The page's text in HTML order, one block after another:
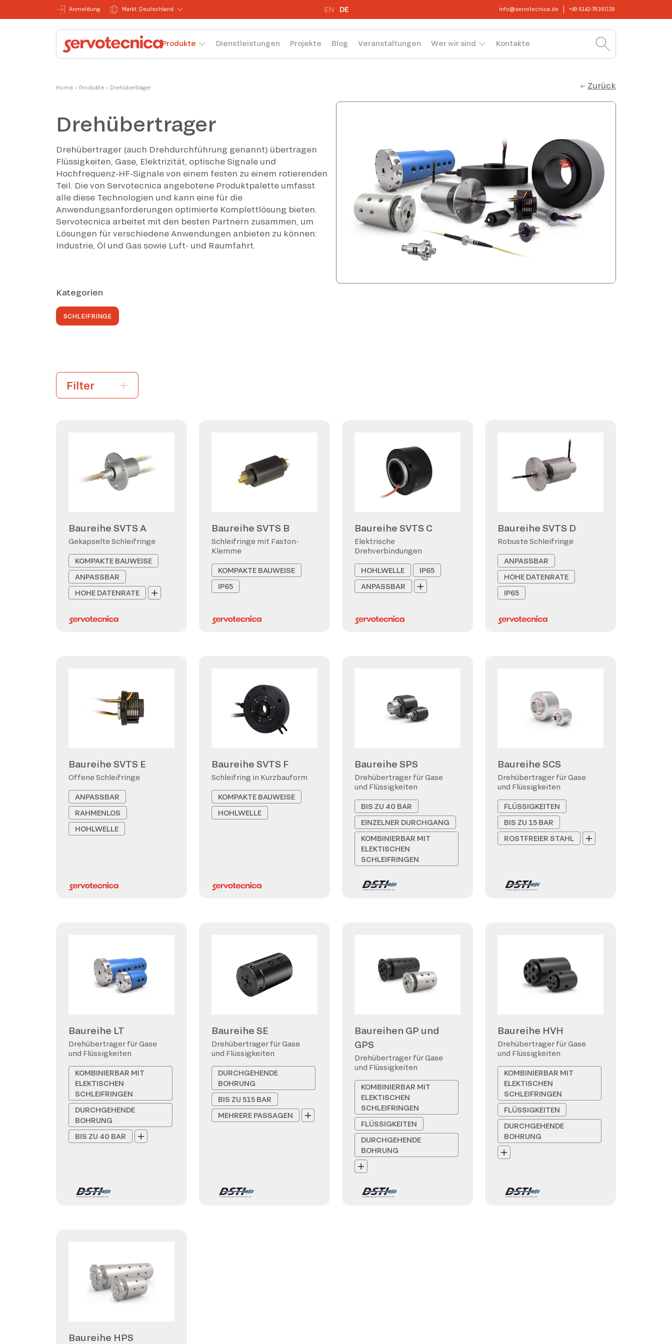
Anmeldung Markt: Deutschland EN DE info@servotecnica.de +49 6142-7936039
Produkte Dienstleistungen Projekte Blog Veranstaltungen Wer wir sind Kontakte
Home › Produkte › Drehübertrager ← Zurück
Drehübertrager
Drehübertrager (auch Drehdurchführung genannt) übertragen
Flüssigkeiten, Gase, Elektrizität, optische Signale und
Hochfrequenz-HF-Signale von einem festen zu einem rotierenden
Teil. Die von Servotecnica angebotene Produktpalette umfasst
alle diese Technologien und kann eine für die
Anwendungsanforderungen optimierte Komplettlösung bieten.
Servotecnica arbeitet mit den besten Partnern zusammen, um
Lösungen für verschiedene Anwendungen anbieten zu können:
Industrie, Öl und Gas sowie Luft- und Raumfahrt.
Kategorien
SCHLEIFRINGE
Baureihe SVTS A
Gekapselte Schleifringe
KOMPAKTE BAUWEISE
ANPASSBAR
HOHE DATENRATE
Baureihe SVTS B
Schleifringe mit Faston-
Klemme
KOMPAKTE BAUWEISE
IP65
Baureihe SVTS C
Elektrische
Drehverbindungen
HOHLWELLE
IP65
ANPASSBAR
Baureihe SVTS D
Robuste Schleifringe
ANPASSBAR
HOHE DATENRATE
IP65
Baureihe SVTS E
Offene Schleifringe
ANPASSBAR
RAHMENLOS
HOHLWELLE
Baureihe SVTS F
Schleifring in Kurzbauform
KOMPAKTE BAUWEISE
HOHLWELLE
Baureihe SPS
Drehübertrager für Gase
und Flüssigkeiten
BIS ZU 40 BAR
EINZELNER DURCHGANG
KOMBINIERBAR MIT
ELEKTISCHEN
SCHLEIFRINGEN
Baureihe SCS
Drehübertrager für Gase
und Flüssigkeiten
FLÜSSIGKEITEN
BIS ZU 15 BAR
ROSTFREIER STAHL
Baureihe LT
Drehübertrager für Gase
und Flüssigkeiten
KOMBINIERBAR MIT
ELEKTISCHEN
SCHLEIFRINGEN
DURCHGEHENDE
BOHRUNG
BIS ZU 40 BAR
Baureihe SE
Drehübertrager für Gase
und Flüssigkeiten
DURCHGEHENDE
BOHRUNG
BIS ZU 515 BAR
MEHRERE PASSAGEN
Baureihen GP und
GPS
Drehübertrager für Gase
und Flüssigkeiten
KOMBINIERBAR MIT
ELEKTISCHEN
SCHLEIFRINGEN
FLÜSSIGKEITEN
DURCHGEHENDE
BOHRUNG
Baureihe HVH
Drehübertrager für Gase
und Flüssigkeiten
KOMBINIERBAR MIT
ELEKTISCHEN
SCHLEIFRINGEN
FLÜSSIGKEITEN
DURCHGEHENDE
BOHRUNG
Baureihe HPS